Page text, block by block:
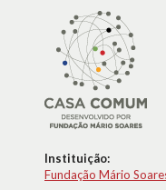
Instituição:
Fundação Mário